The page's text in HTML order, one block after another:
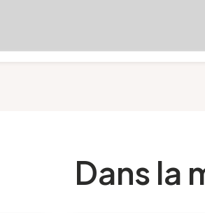
Dans la